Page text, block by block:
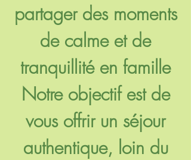
partager des moments
de calme et de
tranquillité en famille
Notre objectif est de
vous offrir un séjour
authentique, loin du